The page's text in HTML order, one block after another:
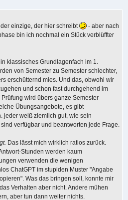
einzige, der hier schreibt
- aber nach
bin ich nochmal ein Stück verblüffter
klassisches Grundlagenfach im 1.
von Semester zu Semester schlechter,
erschütternd mies. Und das, obwohl wir
und schon fast durchgehend im
wird übers ganze Semester
Übungsangebote, es gibt
jeder weiß ziemlich gut, wie sein
verfügbar und beantworten jede Frage.
Das lässt mich wirklich ratlos zurück.
Stunden werden kaum
verwenden die wenigen
ChatGPT im stupiden Muster "Angabe
Was das bringen soll, konnte mir
Verhalten aber nicht. Andere mühen
aber tun dann weiter nichts.